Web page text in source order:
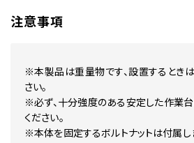
注意事項
※本製品は重量物です、設置するときは
さい。
※必ず、十分強度のある安定した作業台
ください。
※本体を固定するボルトナットは付属し